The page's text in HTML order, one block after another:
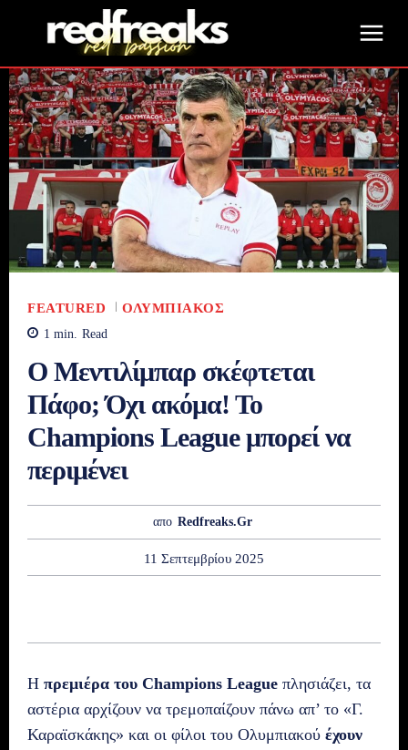
FEATURED ΟΛΥΜΠΙΑΚΌΣ
1 min. Read
Ο Μεντιλίμπαρ σκέφτεται
Πάφο; Όχι ακόμα! Το
Champions League μπορεί να
περιμένει
απο Redfreaks.gr
11 Σεπτεμβρίου 2025
Η πρεμιέρα του Champions League πλησιάζει, τα
αστέρια αρχίζουν να τρεμοπαίζουν πάνω απ’ το «Γ.
Καραϊσκάκης» και οι φίλοι του Ολυμπιακού έχουν